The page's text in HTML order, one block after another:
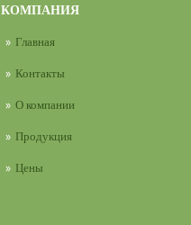
КОМПАНИЯ
Главная
Контакты
О компании
Продукция
Цены